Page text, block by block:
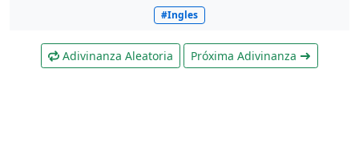
#Ingles
Adivinanza Aleatoria Próxima Adivinanza